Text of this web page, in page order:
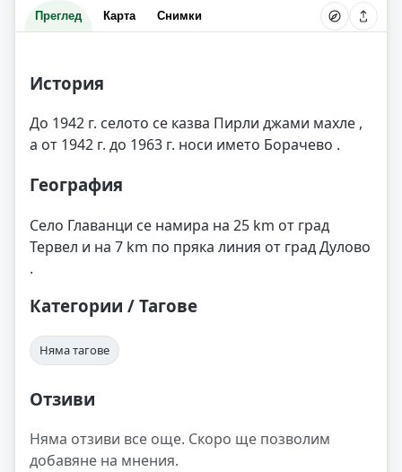
Преглед Карта Снимки
История
До 1942 г. селото се казва Пирли джами махле ,
а от 1942 г. до 1963 г. носи името Борачево .
География
Село Главанци се намира на 25 km от град
Тервел и на 7 km по пряка линия от град Дулово
.
Категории / Тагове
Няма тагове
Отзиви
Няма отзиви все още. Скоро ще позволим
добавяне на мнения.